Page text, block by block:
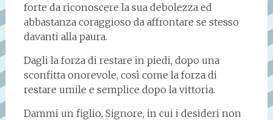
forte da riconoscere la sua debolezza ed
abbastanza coraggioso da affrontare se stesso
davanti alla paura.
Dagli la forza di restare in piedi, dopo una
sconfitta onorevole, così come la forza di
restare umile e semplice dopo la vittoria.
Dammi un figlio, Signore, in cui i desideri non